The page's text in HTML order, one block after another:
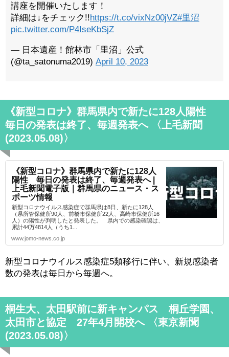
講座を開催いたします！
詳細は↓をチェック!!https://t.co/vixNz00jVZ#里沼
pic.twitter.com/P4IseKbSjZ
— 日本遺産！館林市「里沼」公式
(@ta_satonuma2019) April 10, 2023
《新型コロナ》群馬県内で新たに128人陽性
毎日の発表は終了、毎週発表へ 〈上毛新聞
(2023.05.08)〉
《新型コロナ》群馬県内で新たに128人
陽性 毎日の発表は終了、毎週発表へ |
上毛新聞電子版｜群馬県のニュース・ス
ポーツ情報
新型コロナウイルス感染症で群馬県は8日、新たに128人
（県所管保健所90人、前橋市保健所22人、高崎市保健所16
人）の陽性が判明したと発表した。 県内での感染確認は、
累計44万4814人（うち1...
www.jomo-news.co.jp
新型コロナウイルス感染症5類移行に伴い、新規感染者
数の発表は毎日から毎週へ。
桐生大、太田駅前に新キャンパス 桐丘学園、
太田市と協定 27年4月開校へ 〈東京新聞
(2023.05.08)〉